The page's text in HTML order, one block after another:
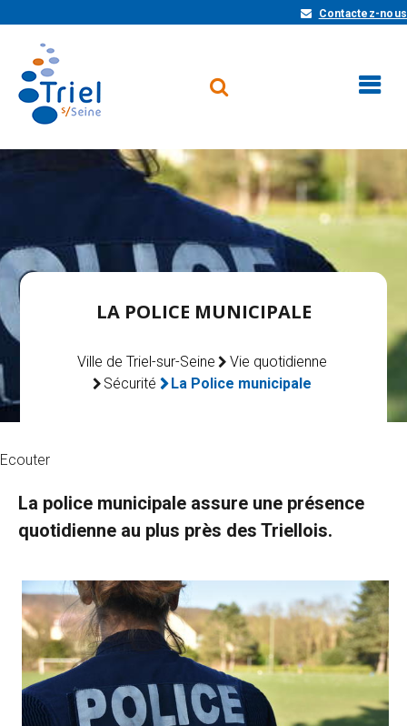
Contactez-nous
LA POLICE MUNICIPALE
Ville de Triel-sur-Seine
Vie quotidienne
Sécurité
La Police municipale
Ecouter
La police municipale assure une présence
quotidienne au plus près des Triellois.